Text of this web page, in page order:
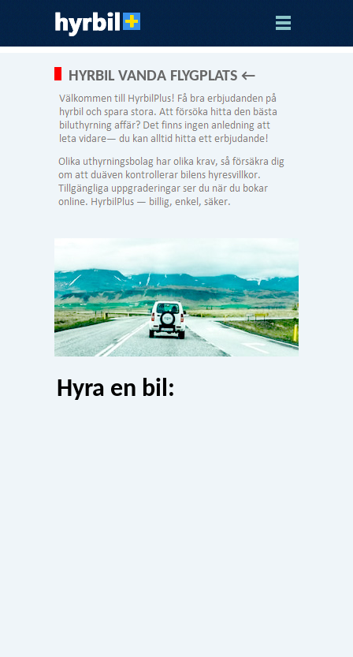
HYRBIL VANDA FLYGPLATS ←
Hyra en bil: